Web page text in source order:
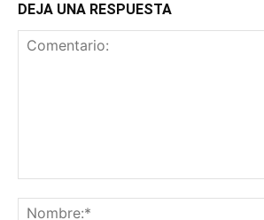
DEJA UNA RESPUESTA